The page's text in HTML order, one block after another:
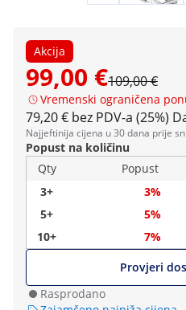
Akcija
99,00 €109,00 €
Vremenski ograničena
79,20 € bez PDV-a (25%)
Najjeftinija cijena u 30 dana prije
Popust na količinu
Qty
Popust
3+
3%
5+
5%
10+
7%
Provjeri
Rasprodano